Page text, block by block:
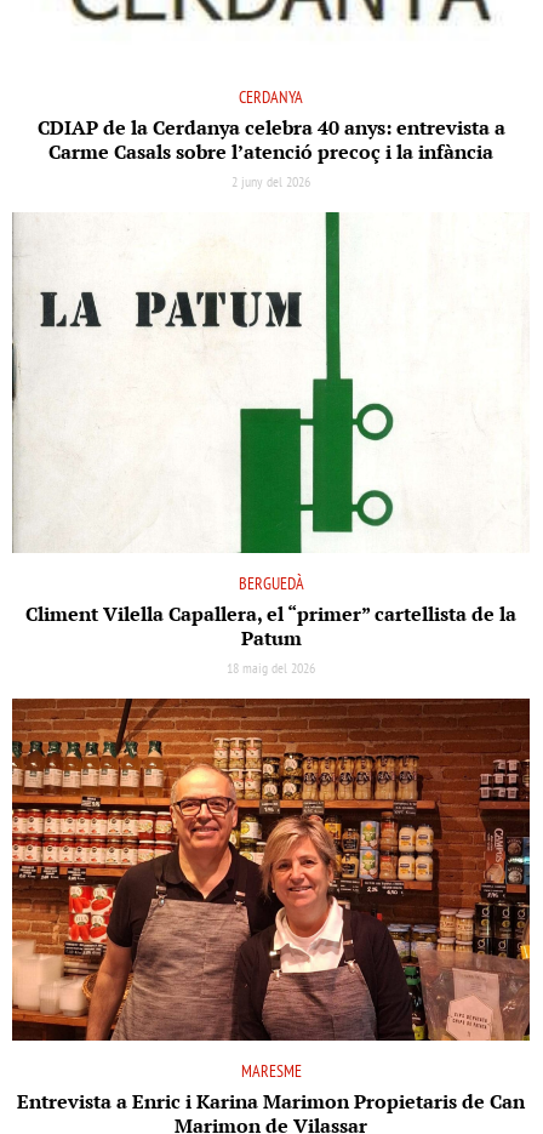
CERDANYA
CDIAP de la Cerdanya celebra 40 anys: entrevista a
Carme Casals sobre l’atenció precoç i la infància
2 juny del 2026
BERGUEDÀ
Climent Vilella Capallera, el “primer” cartellista de la
Patum
18 maig del 2026
MARESME
Entrevista a Enric i Karina Marimon Propietaris de Can
Marimon de Vilassar